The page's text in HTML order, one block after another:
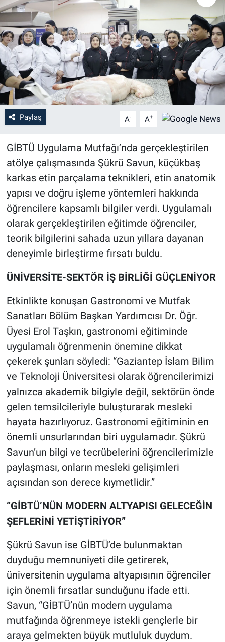
Paylaş A- A+
GİBTÜ Uygulama Mutfağı’nda gerçekleştirilen
atölye çalışmasında Şükrü Savun, küçükbaş
karkas etin parçalama teknikleri, etin anatomik
yapısı ve doğru işleme yöntemleri hakkında
öğrencilere kapsamlı bilgiler verdi. Uygulamalı
olarak gerçekleştirilen eğitimde öğrenciler,
teorik bilgilerini sahada uzun yıllara dayanan
deneyimle birleştirme fırsatı buldu.
ÜNİVERSİTE-SEKTÖR İŞ BİRLİĞİ GÜÇLENİYOR
Etkinlikte konuşan Gastronomi ve Mutfak
Sanatları Bölüm Başkan Yardımcısı Dr. Öğr.
Üyesi Erol Taşkın, gastronomi eğitiminde
uygulamalı öğrenmenin önemine dikkat
çekerek şunları söyledi: “Gaziantep İslam Bilim
ve Teknoloji Üniversitesi olarak öğrencilerimizi
yalnızca akademik bilgiyle değil, sektörün önde
gelen temsilcileriyle buluşturarak mesleki
hayata hazırlıyoruz. Gastronomi eğitiminin en
önemli unsurlarından biri uygulamadır. Şükrü
Savun’un bilgi ve tecrübelerini öğrencilerimizle
paylaşması, onların mesleki gelişimleri
açısından son derece kıymetlidir.”
“GİBTÜ’NÜN MODERN ALTYAPISI GELECEĞİN
ŞEFLERİNİ YETİŞTİRİYOR”
Şükrü Savun ise GİBTÜ’de bulunmaktan
duyduğu memnuniyeti dile getirerek,
üniversitenin uygulama altyapısının öğrenciler
için önemli fırsatlar sunduğunu ifade etti.
Savun, “GİBTÜ’nün modern uygulama
mutfağında öğrenmeye istekli gençlerle bir
araya gelmekten büyük mutluluk duydum.